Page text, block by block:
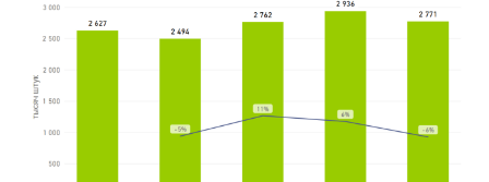
Напольные покрытия
Ковровые покрытия
Россия